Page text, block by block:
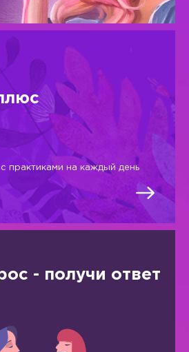
практиками на каждый день
- получи ответ